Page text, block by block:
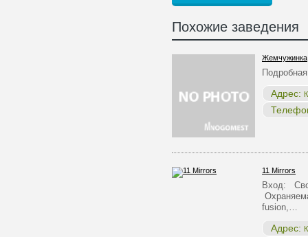
Похожие заведения
Жемчужинка
Адрес:
11 Mirrors
Вход:
fusion,…
Адрес: